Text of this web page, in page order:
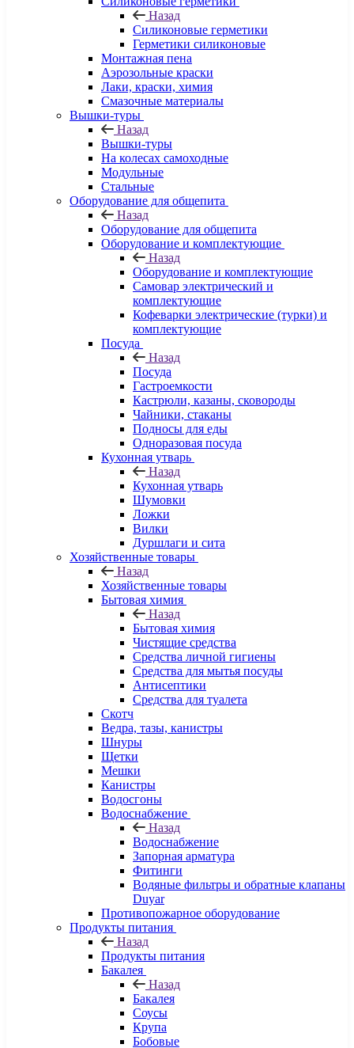
Назад
Силиконовые герметики
Герметики силиконовые
Монтажная пена
Аэрозольные краски
Лаки, краски, химия
Смазочные материалы
Вышки-туры
Назад
Вышки-туры
На колесах самоходные
Модульные
Стальные
Оборудование для общепита
Назад
Оборудование для общепита
Оборудование и комплектующие
Назад
Оборудование и комплектующие
Самовар электрический и
комплектующие
Кофеварки электрические (турки) и
комплектующие
Посуда
Назад
Посуда
Гастроемкости
Кастрюли, казаны, сковороды
Чайники, стаканы
Подносы для еды
Одноразовая посуда
Кухонная утварь
Назад
Кухонная утварь
Шумовки
Ложки
Вилки
Дуршлаги и сита
Хозяйственные товары
Назад
Хозяйственные товары
Бытовая химия
Назад
Бытовая химия
Чистящие средства
Средства личной гигиены
Средства для мытья посуды
Антисептики
Средства для туалета
Скотч
Ведра, тазы, канистры
Шнуры
Щетки
Мешки
Канистры
Водосгоны
Водоснабжение
Назад
Водоснабжение
Запорная арматура
Фитинги
Водяные фильтры и обратные клапаны
Duyar
Противопожарное оборудование
Продукты питания
Назад
Продукты питания
Бакалея
Назад
Бакалея
Соусы
Крупа
Бобовые